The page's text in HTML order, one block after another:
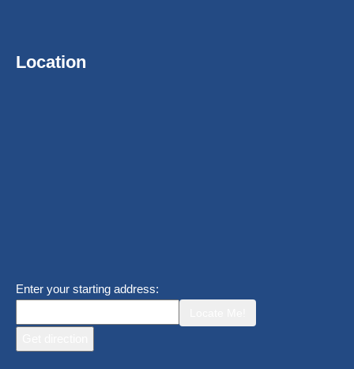
Location
Enter your starting address: